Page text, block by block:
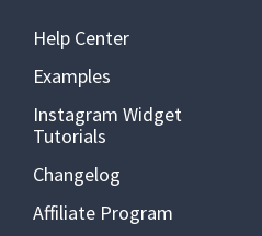
Help Center
Examples
Instagram Widget
Tutorials
Changelog
Affiliate Program